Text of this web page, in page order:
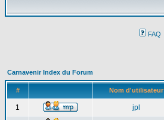
FAQ
Carnavenir Index du Forum
# Nom d'utilisateur
1 jpl